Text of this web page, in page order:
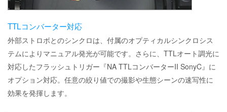
TTLコンバーター対応
外部ストロボとのシンクロは、付属のオプティカルシンクロシス
テムによりマニュアル発光が可能です。さらに、TTLオート調光に
対応したフラッシュトリガー『NA TTLコンバーターII SonyC』に
オプション対応。任意の絞り値での撮影や生態シーンの速写性に
効果を発揮します。